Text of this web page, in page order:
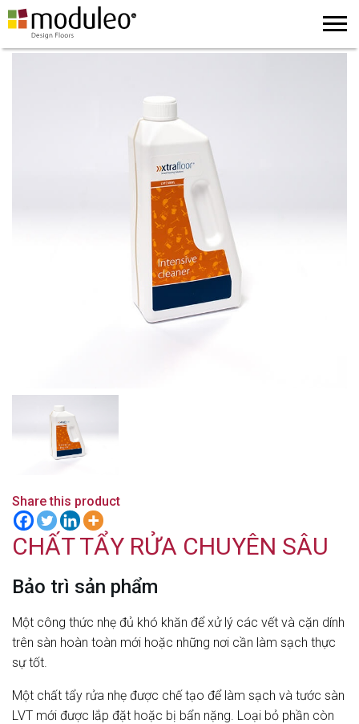
Share this product
CHẤT TẨY RỬA CHUYÊN SÂU
Bảo trì sản phẩm
Một công thức nhẹ đủ khó khăn để xử lý các vết và cặn dính
trên sàn hoàn toàn mới hoặc những nơi cần làm sạch thực
sự tốt.
Một chất tẩy rửa nhẹ được chế tạo để làm sạch và tước sàn
LVT mới được lắp đặt hoặc bị bẩn nặng. Loại bỏ phần còn